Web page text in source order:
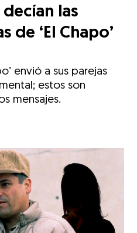
decían las
de ‘El Chapo’
envió a sus parejas
estos son
mensajes.
Email
mediante Facebook
actual mediante Twitter
actual mediante LinkedIn
el artículo actual mediante